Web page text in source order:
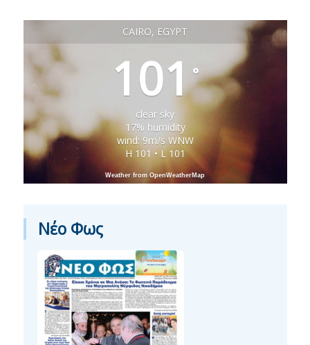
CAIRO, EGYPT
101°
clear sky
17% humidity
wind: 9m/s WNW
H 101 • L 101
Weather from OpenWeatherMap
Νέο Φως